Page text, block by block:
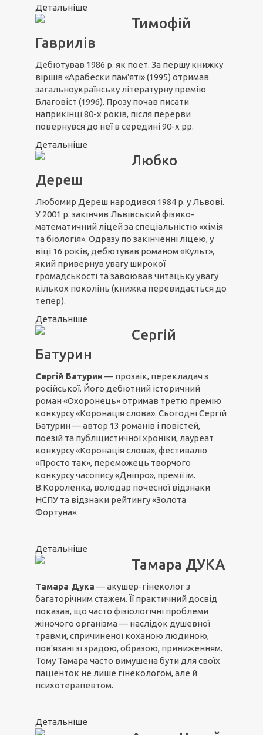
Детальніше
Тимофій
Гаврилів
Дебютував 1986 р. як поет. За першу книжку
віршів «Арабески пам'яті» (1995) отримав
загальноукраїнську літературну премію
Благовіст (1996). Прозу почав писати
наприкінці 80-х років, після перерви
повернувся до неї в середині 90-х рр.
Детальніше
Любко
Дереш
Любомир Дереш народився 1984 р. у Львові.
У 2001 р. закінчив Львівський фізико-
математичний ліцей за спеціальністю «хімія
та біологія». Одразу по закінченні ліцею, у
віці 16 років, дебютував романом «Культ»,
який привернув увагу широкої
громадськості та завоював читацьку увагу
кількох поколінь (книжка перевидається до
тепер).
Детальніше
Сергій
Батурин
Сергій Батурин — прозаїк, перекладач з
російської. Його дебютний історичний
роман «Охоронець» отримав третю премію
конкурсу «Коронація слова». Сьогодні Сергій
Батурин — автор 13 романів і повістей,
поезій та публіцистичної хроніки, лауреат
конкурсу «Коронація слова», фестивалю
«Просто так», переможець творчого
конкурсу часопису «Дніпро», премії їм.
В.Короленка, володар почесної відзнаки
НСПУ та відзнаки рейтингу «Золота
Фортуна».
Детальніше
Тамара ДУКА
Тамара Дука — акушер-гінеколог з
багаторічним стажем. Її практичний досвід
показав, що часто фізіологічні проблеми
жіночого організма — наслідок душевної
травми, спричиненої коханою людиною,
пов'язані зі зрадою, образою, приниженням.
Тому Тамара часто вимушена бути для своїх
паціенток не лише гінекологом, але й
психотерапевтом.
Детальніше